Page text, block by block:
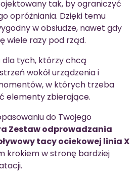
tak, by ograniczyć
opróżniania. Dzięki temu
w obsłudze, nawet gdy
wiele razy pod rząd.
tych, którzy chcą
wokół urządzenia i
w których trzeba
elementy zbierające.
do Twojego
Zestaw odprowadzania
tacy ociekowej linia X
krokiem w stronę bardziej